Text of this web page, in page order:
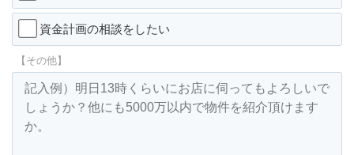
資金計画の相談をしたい
【その他】